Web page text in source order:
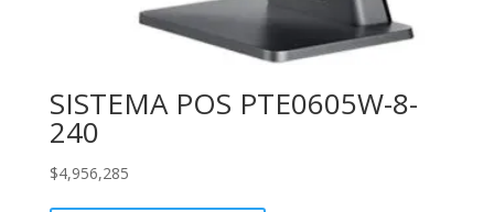
SISTEMA POS PTE0605W-8-
240
$4,956,285